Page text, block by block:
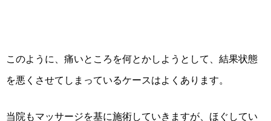
このように、痛いところを何とかしようとして、結果状態
を悪くさせてしまっているケースはよくあります。
当院もマッサージを基に施術していきますが、ほぐしてい